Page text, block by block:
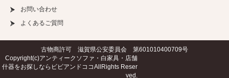
お問い合わせ
よくあるご質問
古物商許可 滋賀県公安委員会 第601010400709号
Copyright(c)アンティークソファ・白家具・店舗
什器をお探しならビビアンドココAllRights Reser
ved.